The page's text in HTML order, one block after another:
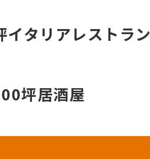
イタリアレストラン
坪居酒屋